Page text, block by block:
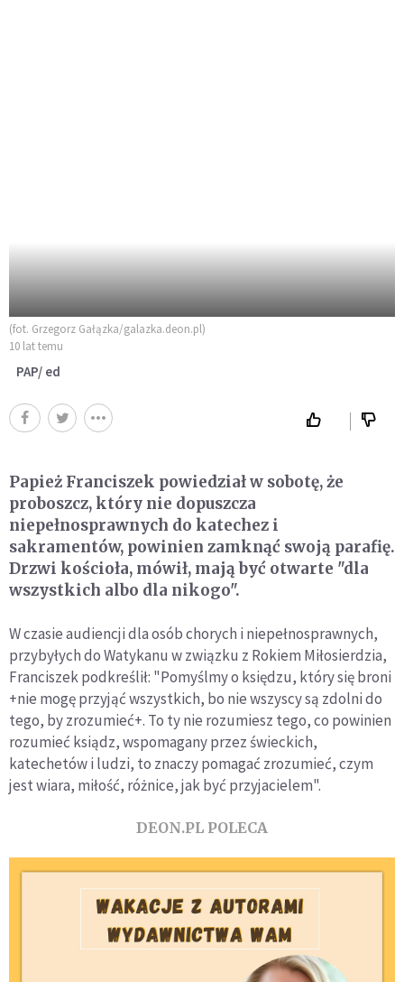
(fot. Grzegorz Gałązka/galazka.deon.pl)
10 lat temu
PAP/ ed
Papież Franciszek powiedział w sobotę, że
proboszcz, który nie dopuszcza
niepełnosprawnych do katechez i
sakramentów, powinien zamknąć swoją parafię.
Drzwi kościoła, mówił, mają być otwarte "dla
wszystkich albo dla nikogo".
W czasie audiencji dla osób chorych i niepełnosprawnych,
przybyłych do Watykanu w związku z Rokiem Miłosierdzia,
Franciszek podkreślił: "Pomyślmy o księdzu, który się broni
+nie mogę przyjąć wszystkich, bo nie wszyscy są zdolni do
tego, by zrozumieć+. To ty nie rozumiesz tego, co powinien
rozumieć ksiądz, wspomagany przez świeckich,
katechetów i ludzi, to znaczy pomagać zrozumieć, czym
jest wiara, miłość, różnice, jak być przyjacielem".
DEON.PL POLECA